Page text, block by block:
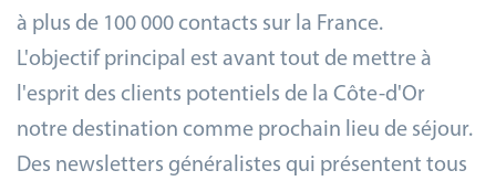
à plus de 100 000 contacts sur la France.
L'objectif principal est avant tout de mettre à
l'esprit des clients potentiels de la Côte-d'Or
notre destination comme prochain lieu de séjour.
Des newsletters généralistes qui présentent tous